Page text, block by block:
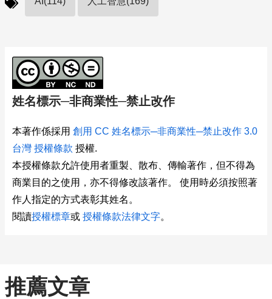
姓名標示─非商業性─禁止改作
本著作係採用 創用 CC 姓名標示─非商業性─禁止改作 3.0
台灣 授權條款 授權.
本授權條款允許使用者重製、散布、傳輸著作，但不得為
商業目的之使用，亦不得修改該著作。 使用時必須按照著
作人指定的方式表彰其姓名。
閱讀授權標章或 授權條款法律文字。
推薦文章